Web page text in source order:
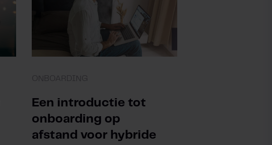
Een introductie tot
onboarding op
afstand voor hybride